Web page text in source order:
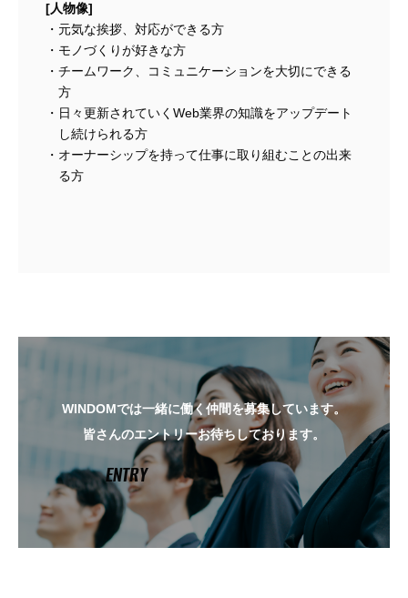
[人物像]
元気な挨拶、対応ができる方
モノづくりが好きな方
チームワーク、コミュニケーションを大切にできる
方
日々更新されていくWeb業界の知識をアップデート
し続けられる方
オーナーシップを持って仕事に取り組むことの出来
る方
WINDOMでは一緒に働く仲間を募集しています。
皆さんのエントリーお待ちしております。
ENTRY